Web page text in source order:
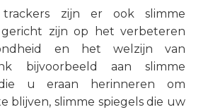
trackers zijn er ook slimme
zijn op het verbeteren
en het welzijn van
bijvoorbeeld aan slimme
die u eraan herinneren om
blijven, slimme spiegels die uw